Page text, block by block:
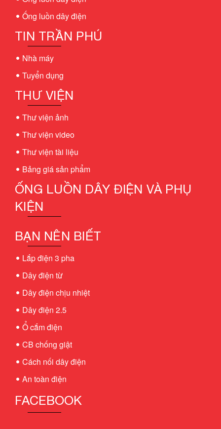
Ống luồn dây điện
TIN TRẦN PHÚ
Nhà máy
Tuyển dụng
THƯ VIỆN
Thư viện ảnh
Thư viện video
Thư viện tài liệu
Bảng giá sản phẩm
ỐNG LUỒN DÂY ĐIỆN VÀ PHỤ
KIỆN
BẠN NÊN BIẾT
Lắp điện 3 pha
Dây điện từ
Dây điện chịu nhiệt
Dây điện 2.5
Ổ cắm điện
CB chống giật
Cách nối dây điện
An toàn điện
FACEBOOK